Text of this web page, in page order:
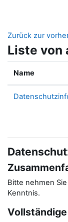
Zurück zur
Liste von
Name
Bitte nehmen
Kenntnis.